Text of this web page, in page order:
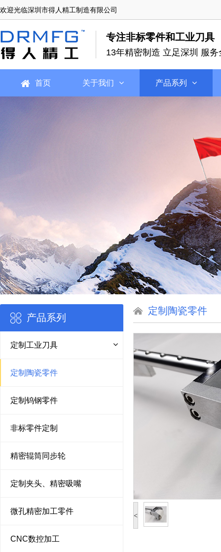
欢迎光临深圳市得人精工制造有限公司
专注非标零件和工业刀具
13年精密制造 立足深圳 服务
首页 关于我们 产品系列
产品系列
定制工业刀具
定制陶瓷零件
定制钨钢零件
非标零件定制
精密辊筒同步轮
定制夹头、精密吸嘴
微孔精密加工零件
CNC数控加工
定制陶瓷零件
<